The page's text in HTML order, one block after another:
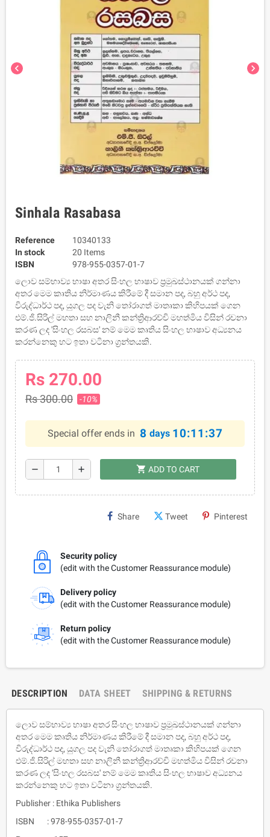
chevron_left chevron_right
Sinhala Rasabasa
Reference
10340133
In stock
20 Items
ISBN
978-955-0357-01-7
ලොව සම්භාව්‍ය භාෂා අතර සිංහල භාෂාව ප්‍රමුඛස්ථානයක් ගන්නා
අතර මෙම කෘතිය නිර්මාණය කිරීමේ දී සමාන පද, බහු අර්ථ පද,
විරුද්ධාර්ථ පද, යුගල පද වැනි තෝරාගත් මාතෘකා කිහිපයක් ගෙන
එම්.ජි.සිරිල් මහතා සහ නාලිනී කන්ත්‍රිආරච්චි මහත්මිය විසින් රචනා
කරණ ලද 'සිංහල රසබස' නම් මෙම කෘතිය සිංහල භාෂාව අධ්‍යනය
කරන්නෙකු හට ඉතා වටිනා ග්‍රන්තයකි.
Rs 270.00
Rs 300.00 -10%
Special offer ends in 8 days 10:11:36
remove add shopping_cart ADD TO CART
Share Tweet Pinterest
Security policy
(edit with the Customer Reassurance module)
Delivery policy
(edit with the Customer Reassurance module)
Return policy
(edit with the Customer Reassurance module)
DESCRIPTION DATA SHEET SHIPPING & RETURNS
ලොව සම්භාව්‍ය භාෂා අතර සිංහල භාෂාව ප්‍රමුඛස්ථානයක් ගන්නා
අතර මෙම කෘතිය නිර්මාණය කිරීමේ දී සමාන පද, බහු අර්ථ පද,
විරුද්ධාර්ථ පද, යුගල පද වැනි තෝරාගත් මාතෘකා කිහිපයක් ගෙන
එම්.ජි.සිරිල් මහතා සහ නාලිනී කන්ත්‍රිආරච්චි මහත්මිය විසින් රචනා
කරණ ලද 'සිංහල රසබස' නම් මෙම කෘතිය සිංහල භාෂාව අධ්‍යනය
කරන්නෙකු හට ඉතා වටිනා ග්‍රන්තයකි.
Publisher : Ethika Publishers
ISBN : 978-955-0357-01-7